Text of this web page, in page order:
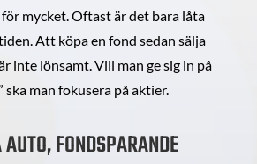
mycket. Oftast är det bara låta
Att köpa en fond sedan sälja
inte lönsamt. Vill man ge sig in på
ska man fokusera på aktier.
FONDSPARANDE